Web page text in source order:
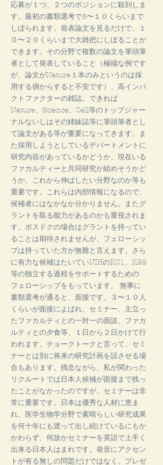
応募が１つ、２つのポジションに殺到しま
す。最初の書類選考で5〜１０くらいまで
しぼられます。発表論文を見るだけで、１
０〜２０くらいまで大雑把にしぼることが
できます。その分野で複数の論文を筆頭筆
者として発表していること（極端な例です
が、論文がNature１本のみというのは採
用する側からすると不安です）、高インパ
クトファクターの雑誌、できれば
Nature、Science、Cell等のトップジャー
ナルないしはその姉妹誌等に筆頭筆者とし
て論文がある等が重要になってきます。ま
た採用しようとしているデパートメントに
研究内容があっているかどうか、現在いる
ファカルティーと共同研究が組めそうかど
うか、これから伸ばしたい分野なのか等も
重要です。これらは内部情報になるので、
候補者にはなかなか分かりません。またグ
ラントを取る能力があるのかも重視されま
す。ポスドクの場合はグラントを持ってい
ることは期待されませんが、フェローシッ
プは持っていた方が無難と言えます。さら
に有力な候補はたいていNIHのK01、K99
等の独立する過程をサポートするための
フェローシップをもっています。 無事に
書類選考が通ると、面接です。３〜１０人
くらいが面接によばれ、セミナー、主立っ
たファカルティとの一対一の面談、ファカ
ルティとの夕食等、１日から２日かけて行
われます。チョークトークと言って、セミ
ナーとは別に将来の研究計画を話させる場
合もあります。残念ながら、私が関わった
リクルートでは日本人候補が面接まで残っ
たことがなかったのですが、セミナーは非
常に重要です。日本は優秀な人材に恵ま
れ、医学生物学分野で素晴らしい研究成果
を何十年にも渡って出し続けているにもか
かわらず、何故かセミナーを英語で上手く
出来る日本人はまれです。発音にアクセン
トが有る無しの問題だけではなく、プレゼ